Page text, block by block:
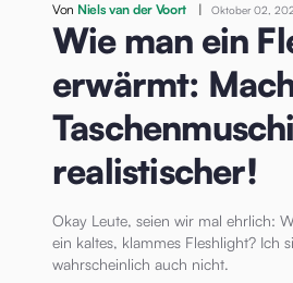
Wie man ein
erwärmt:
Taschenmuschi
realistischer!
Von Niels van der Voort | Oktober 02,
Okay Leute, seien wir mal ehrlich:
ein kaltes, klammes Fleshlight? Ich
wahrscheinlich auch nicht.